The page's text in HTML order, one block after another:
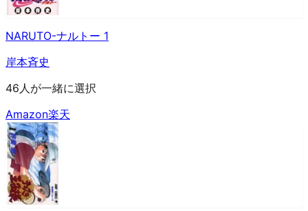
NARUTO-ナルトー 1
岸本斉史
46人が一緒に選択
Amazon楽天